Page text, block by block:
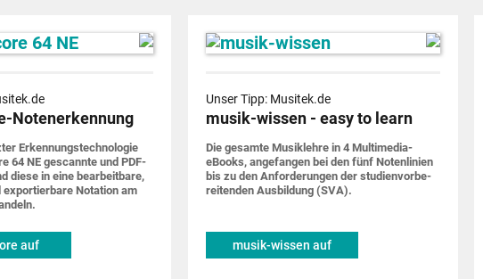
Notenerkennung
Erkennungs­techno­logie
64 NE gescannte und PDF-
diese in eine bearbeit­bare,
expor­tier­bare Notation am
auf
Unser Tipp: Musitek.de
musik-wissen - easy to learn
Die gesamte Musik­lehre in 4 Multimedia-
eBooks, ange­fangen bei den fünf Noten­linien
bis zu den Anforde­rungen der studien­vorbe­
rei­tenden Ausbildung (SVA).
musik-wissen auf